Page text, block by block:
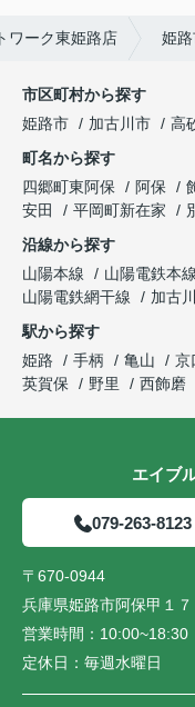
ワーク東姫路店 姫
市区町村から探す
姫路市
加古川市 高
町名から探す
四郷町東阿保
阿保
安田
平岡町新在家
沿線から探す
山陽本線
山陽電鉄本線
山陽電鉄網干線
加古
駅から探す
姫路
手柄 亀山 京
英賀保
野里 西飾磨
エイブ
079-263-8123
〒670-0944
兵庫県姫路市阿保甲１７
営業時間： 10:00~18:30
定休日： 毎週水曜日